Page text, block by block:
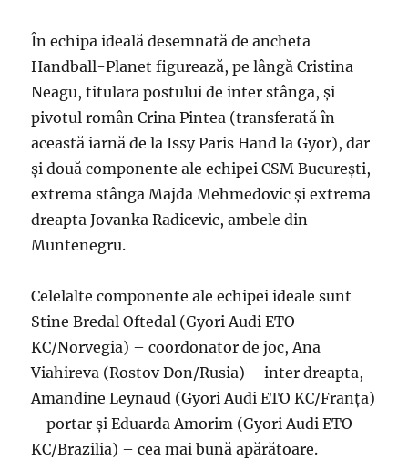
În echipa ideală desemnată de ancheta
Handball-Planet figurează, pe lângă Cristina
Neagu, titulara postului de inter stânga, şi
pivotul român Crina Pintea (transferată în
această iarnă de la Issy Paris Hand la Gyor), dar
şi două componente ale echipei CSM Bucureşti,
extrema stânga Majda Mehmedovic şi extrema
dreapta Jovanka Radicevic, ambele din
Muntenegru.
Celelalte componente ale echipei ideale sunt
Stine Bredal Oftedal (Gyori Audi ETO
KC/Norvegia) – coordonator de joc, Ana
Viahireva (Rostov Don/Rusia) – inter dreapta,
Amandine Leynaud (Gyori Audi ETO KC/Franţa)
– portar şi Eduarda Amorim (Gyori Audi ETO
KC/Brazilia) – cea mai bună apărătoare.